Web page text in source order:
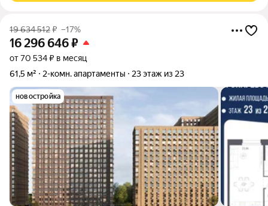
19 634 512₽ –17%
16 296 646₽
от 70 534 ₽ в месяц
61,5 м²
2-комн. апартаменты 23 этаж из 23
новостройка